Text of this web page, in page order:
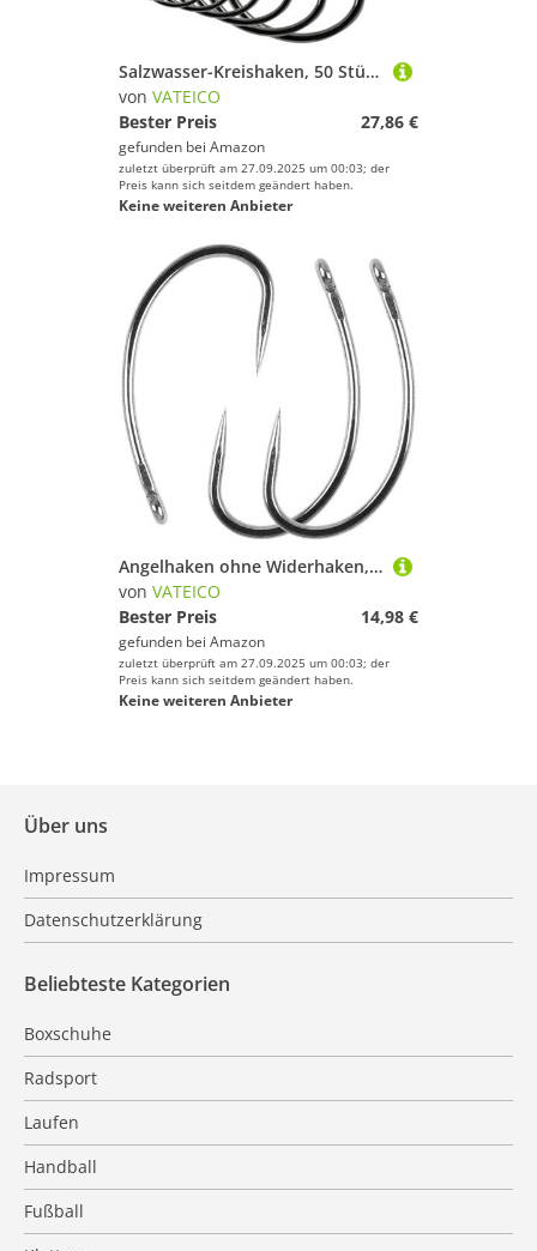
Salzwasser-Kreishaken, 50 Stück, 2 x Angelhaken, Offset-Angelhaken, Oktopus-Wels, Großpackung, Angelausrüstung, Salzwasser, Süßwasser, 10/0
von VATEICO
Bester Preis
27,86 €
gefunden bei Amazon
zuletzt überprüft am 27.09.2025 um 00:03; der
Preis kann sich seitdem geändert haben.
Keine weiteren Anbieter
Angelhaken ohne Widerhaken, 120 Stück, Karpfenschaft, Kurbel und breiter Spalt, Kreishaken für Forellen, Fliegenbinden, kleine Größe, Kreishaken für Haar-Rig, Angelzubehör (10# – 60 Stück)
von VATEICO
Bester Preis
14,98 €
gefunden bei Amazon
zuletzt überprüft am 27.09.2025 um 00:03; der
Preis kann sich seitdem geändert haben.
Keine weiteren Anbieter
Über uns
Impressum
Datenschutzerklärung
Beliebteste Kategorien
Boxschuhe
Radsport
Laufen
Handball
Fußball